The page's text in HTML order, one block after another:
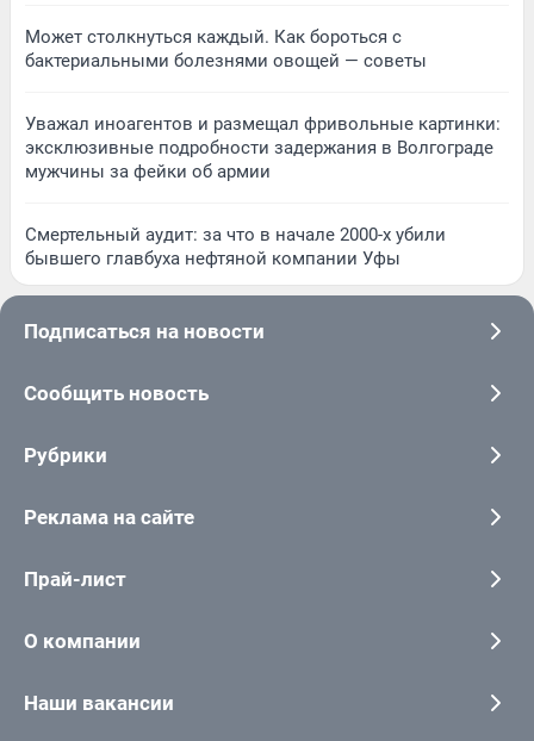
Может столкнуться каждый. Как бороться с
бактериальными болезнями овощей — советы
Уважал иноагентов и размещал фривольные картинки:
эксклюзивные подробности задержания в Волгограде
мужчины за фейки об армии
Смертельный аудит: за что в начале 2000-х убили
бывшего главбуха нефтяной компании Уфы
Подписаться на новости
Сообщить новость
Рубрики
Реклама на сайте
Прай-лист
О компании
Наши вакансии